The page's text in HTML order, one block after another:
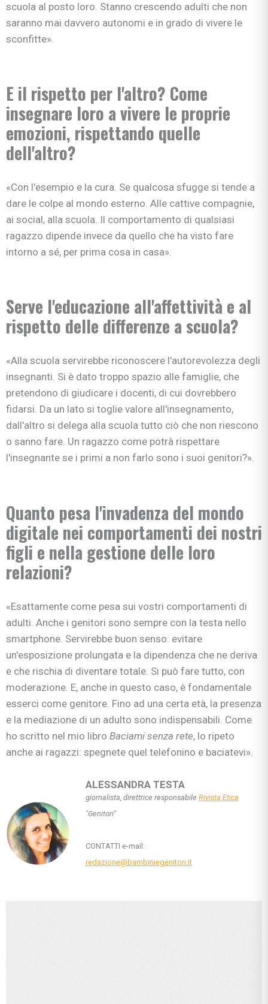
scuola al posto loro. Stanno crescendo adulti che non
saranno mai davvero autonomi e in grado di vivere le
sconfitte».
E il rispetto per l'altro? Come
insegnare loro a vivere le proprie
emozioni, rispettando quelle
dell'altro?
«Con l'esempio e la cura. Se qualcosa sfugge si tende a
dare le colpe al mondo esterno. Alle cattive compagnie,
ai social, alla scuola. Il comportamento di qualsiasi
ragazzo dipende invece da quello che ha visto fare
intorno a sé, per prima cosa in casa».
Serve l'educazione all'affettività e al
rispetto delle differenze a scuola?
«Alla scuola servirebbe riconoscere l'autorevolezza degli
insegnanti. Si è dato troppo spazio alle famiglie, che
pretendono di giudicare i docenti, di cui dovrebbero
fidarsi. Da un lato si toglie valore all'insegnamento,
dall'altro si delega alla scuola tutto ciò che non riescono
o sanno fare. Un ragazzo come potrà rispettare
l'insegnante se i primi a non farlo sono i suoi genitori?».
Quanto pesa l'invadenza del mondo
digitale nei comportamenti dei nostri
figli e nella gestione delle loro
relazioni?
«Esattamente come pesa sui vostri comportamenti di
adulti. Anche i genitori sono sempre con la testa nello
smartphone. Servirebbe buon senso: evitare
un'esposizione prolungata e la dipendenza che ne deriva
e che rischia di diventare totale. Si può fare tutto, con
moderazione. E, anche in questo caso, è fondamentale
esserci come genitore. Fino ad una certa età, la presenza
e la mediazione di un adulto sono indispensabili. Come
ho scritto nel mio libro Baciami senza rete, lo ripeto
anche ai ragazzi: spegnete quel telefonino e baciatevi».
ALESSANDRA TESTA
giornalista, direttrice responsabile Rivista Etica
"Genitori"
CONTATTI e-mail:
redazione@bambiniegenitori.it